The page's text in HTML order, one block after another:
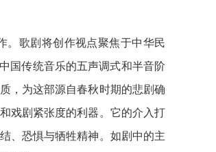
歌剧将创作视点聚焦于中华民
国传统音乐的五声调式和半音阶
，为这部源自春秋时期的悲剧确
戏剧紧张度的利器。它的介入打
、恐惧与牺牲精神。如剧中的主